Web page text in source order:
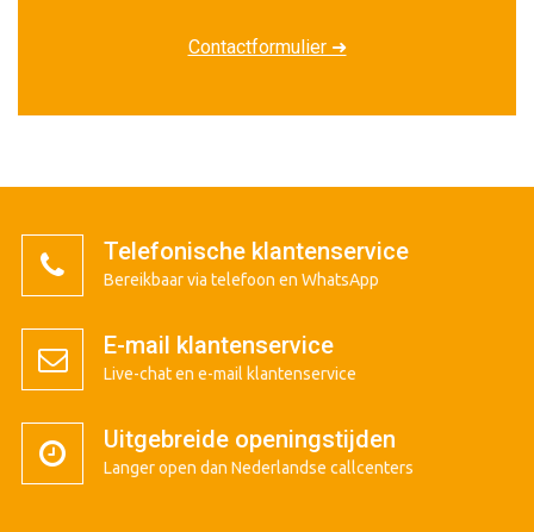
Contactformulier ➜
Telefonische klantenservice
Bereikbaar via telefoon en WhatsApp
E-mail klantenservice
Live-chat en e-mail klantenservice
Uitgebreide openingstijden
Langer open dan Nederlandse callcenters